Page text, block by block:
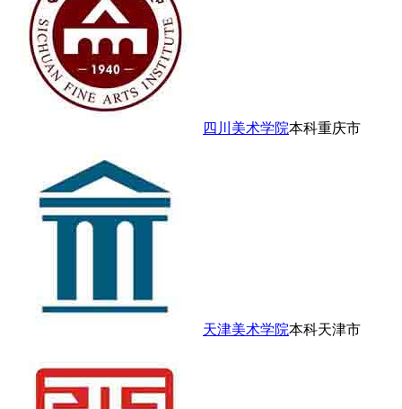
四川美术学院本科重庆市
天津美术学院本科天津市